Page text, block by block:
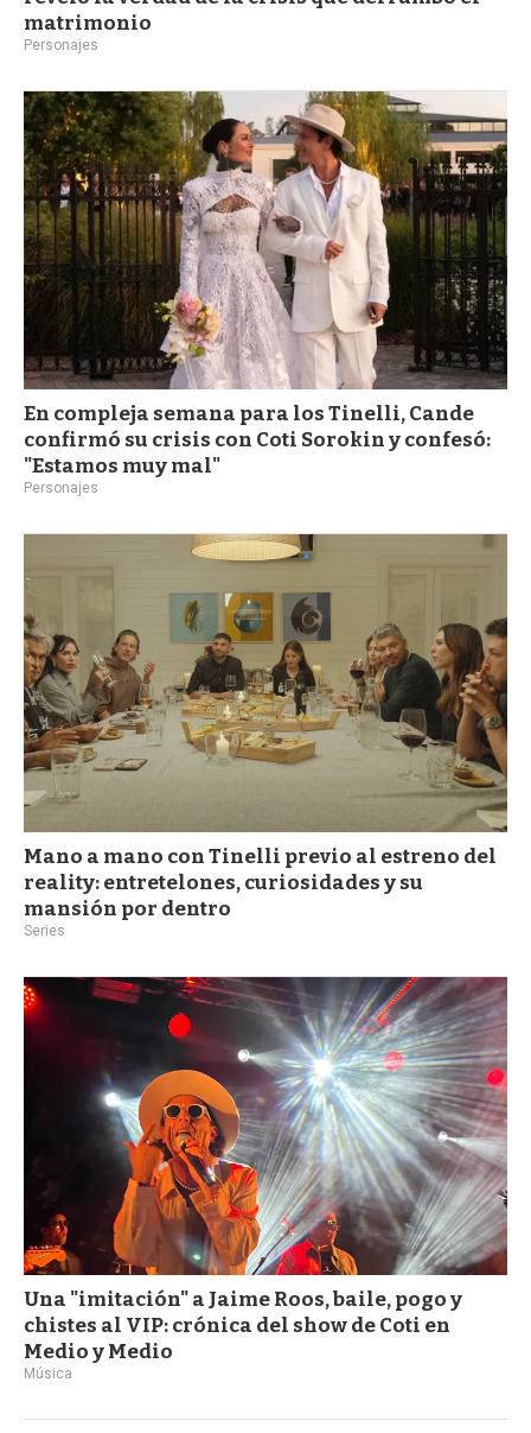
matrimonio
Personajes
En compleja semana para los Tinelli, Cande
confirmó su crisis con Coti Sorokin y confesó:
"Estamos muy mal"
Personajes
Mano a mano con Tinelli previo al estreno del
reality: entretelones, curiosidades y su
mansión por dentro
Series
Una "imitación" a Jaime Roos, baile, pogo y
chistes al VIP: crónica del show de Coti en
Medio y Medio
Música